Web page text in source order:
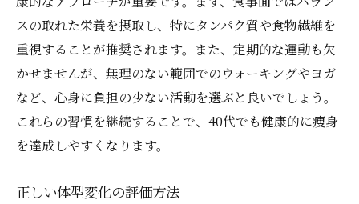
スの取れた栄養を摂取し、特にタンパク質や食物繊維を
重視することが推奨されます。また、定期的な運動も欠
かせませんが、無理のない範囲でのウォーキングやヨガ
など、心身に負担の少ない活動を選ぶと良いでしょう。
これらの習慣を継続することで、40代でも健康的に痩身
を達成しやすくなります。
正しい体型変化の評価方法